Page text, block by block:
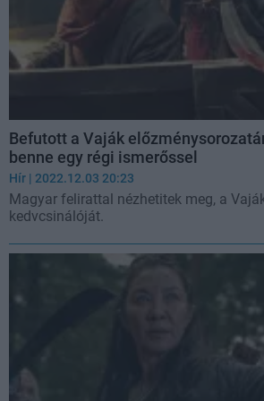
Befutott a Vaják
benne egy régi ismerőssel
Hír | 2022.12.03 20:23
Magyar felirattal nézhetitek meg, a
kedvcsinálóját.